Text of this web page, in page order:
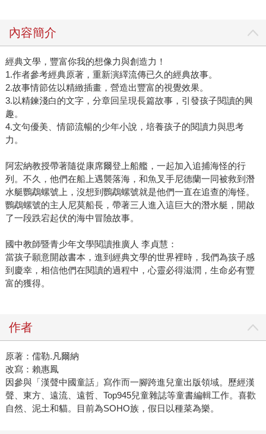
內容簡介
經典文學，豐富你我的想像力與創造力！
1.作者參考經典原著，重新演繹流傳已久的經典故事。
2.故事情節佐以精緻插畫，營造出豐富的視覺效果。
3.以精鍊淺白的文字，分章回呈現長篇故事，引發孩子閱讀的興
趣。
4.文句優美、情節流暢的少年小說，培養孩子的閱讀力與思考
力。
阿宏納教授帶著隨從康席爾登上船艦，一起加入追捕海怪的行
列。不久，他們在船上遇襲落海，和魚叉手尼德蘭一同被救到潛
水艇鸚鵡螺號上，沒想到鸚鵡螺號就是他們一直在追查的海怪。
鸚鵡螺號的主人尼莫船長，帶著三人進入這巨大的潛水艇，開啟
了一段跌宕起伏的海中冒險故事。
國中教師暨青少年文學閱讀推廣人 李貞慧：
當孩子願意開啟書本，進到經典文學的世界裡時，我們為孩子感
到慶幸，相信他們在閱讀的過程中，心靈必得滋潤，生命必有豐
富的獲得。
作者
原著：儒勒.凡爾納
改寫：賴惠鳳
因參與「漢聲中國童話」寫作而一腳跨進兒童出版領域。歷經漢
聲、東方、遠流、遠哲、Top945兒童雜誌等童書編輯工作。喜歡
自然、泥土和貓。目前為SOHO族，假日以種菜為樂。